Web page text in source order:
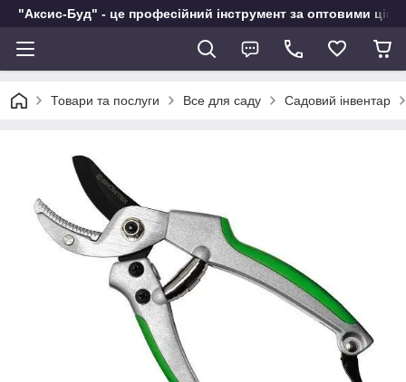
"Аксис-Буд" - це професійний інструмент за оптовими
Товари та послуги Все для саду Садовий інвентар